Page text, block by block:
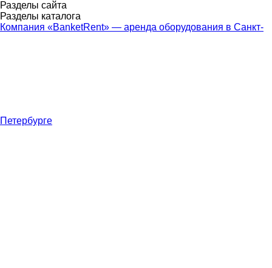
Разделы сайта
Разделы каталога
Компания «BanketRent» — аренда оборудования в Санкт-
Петербурге